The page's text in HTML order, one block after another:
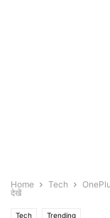
Home Tech
देखें
Tech Trending